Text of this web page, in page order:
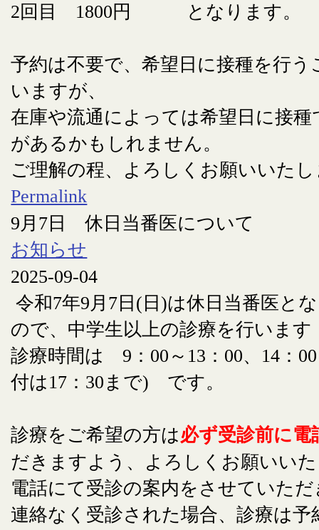
2回目 1800円 となります。
予約は不要で、希望日に接種を行う
いますが、
在庫や流通によっては希望日に接
があるかもしれません。
ご理解の程、よろしくお願いいた
Permalink
9月7日 休日当番医について
お知らせ
2025-09-04
令和7年9月7日(日)は休日当番医と
ので、中学生以上の診療を行います
診療時間は 9：00～13：00、14：
付は17：30まで) です。
診療をご希望の方は必ず受診前に電
だきますよう、よろしくお願いい
電話にて受診の案内をさせていた
連絡なく受診された場合、診療は予